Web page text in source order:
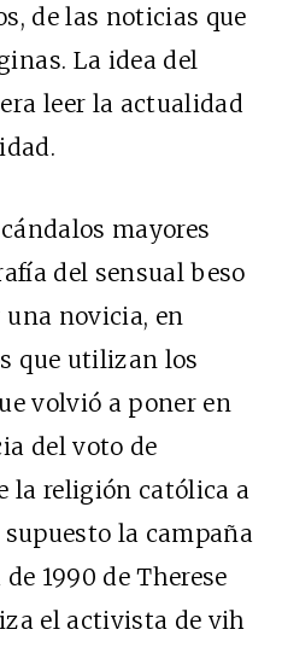
de las noticias que
La idea del
leer la actualidad
mayores
del sensual beso
novicia, en
que utilizan los
volvió a poner en
del voto de
la religión católica a
la campaña
1990 de Therese
el activista de vih